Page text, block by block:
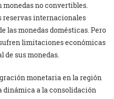
monedas no convertibles.
reservas internacionales
las monedas domésticas. Pero
limitaciones económicas
de sus monedas.
monetaria en la región
dinámica a la consolidación